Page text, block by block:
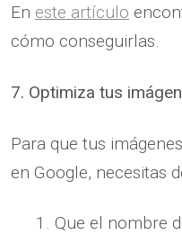
En este artículo
cómo conseguirlas.
7. Optimiza tus
Para que tus
en Google, necesitas
Que el nombre